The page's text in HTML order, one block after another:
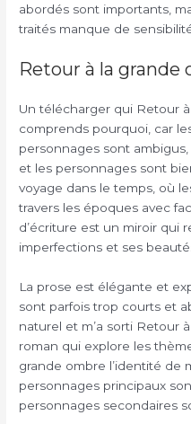
abordés sont importants,
traités manque de
Retour à la grande
Un télécharger qui Retour
comprends pourquoi, car
personnages sont
et les personnages sont
voyage dans le temps, où
travers les époques avec
d’écriture est un miroir qui
imperfections et ses
La prose est élégante et
sont parfois trop courts et
naturel et m’a sorti Retour
roman qui explore les
grande ombre l’identité de
personnages principaux
personnages secondaires